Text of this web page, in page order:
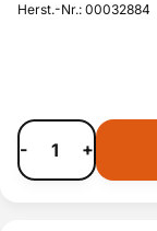
Herst.-Nr.: 00032884
- +